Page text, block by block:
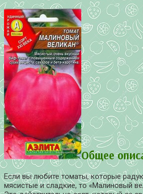
Общее
Если вы любите томаты, которые
мясистые и сладкие, то «Малиновый